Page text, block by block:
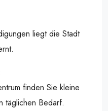
liegt die Stadt
finden Sie kleine
täglichen Bedarf.